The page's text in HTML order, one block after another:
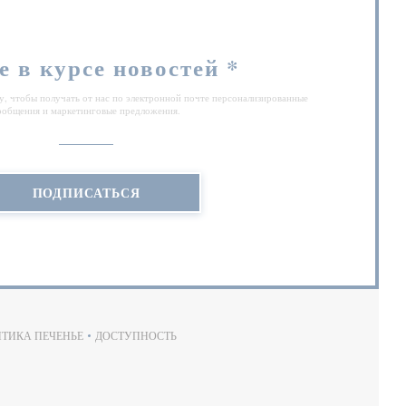
в курсе новостей *
чтобы получать от нас по электронной почте персонализированные
и маркетинговые предложения.
ПОДПИСАТЬСЯ
ПЕЧЕНЬЕ
((ОТКРЫВАЕТСЯ В НОВОМ ОКНЕ))
ДОСТУПНОСТЬ
((ОТКРЫВАЕТСЯ В НОВОМ ОКНЕ))